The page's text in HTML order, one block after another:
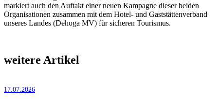
markiert auch den Auftakt einer neuen Kampagne dieser beiden
Organisationen zusammen mit dem Hotel- und Gaststättenverband
unseres Landes (Dehoga MV) für sicheren Tourismus.
weitere Artikel
17.07.2026